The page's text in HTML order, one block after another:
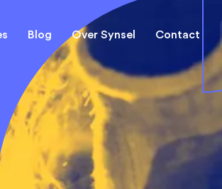
Engineers
Technische
Mechanical Engineers
Monteurs Technische
Dienst
Blog Over Synsel Contact